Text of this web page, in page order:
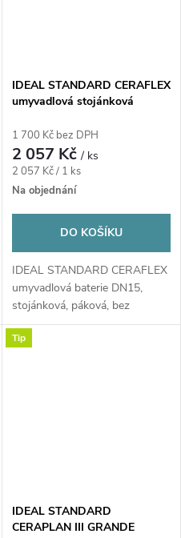
IDEAL STANDARD CERAFLEX
umyvadlová stojánková
1 700 Kč bez DPH
2 057 Kč/ ks
Měrná
cena:
2 057 Kč / 1 ks
Na objednání
DO KOŠÍKU
IDEAL STANDARD CERAFLEX
umyvadlová baterie DN15,
stojánková, páková, bez
odtokové garnitury...
Tip
IDEAL STANDARD
CERAPLAN III GRANDE